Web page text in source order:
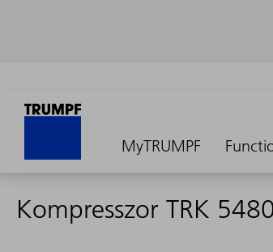
MyTRUMPF
Kompresszor TRK